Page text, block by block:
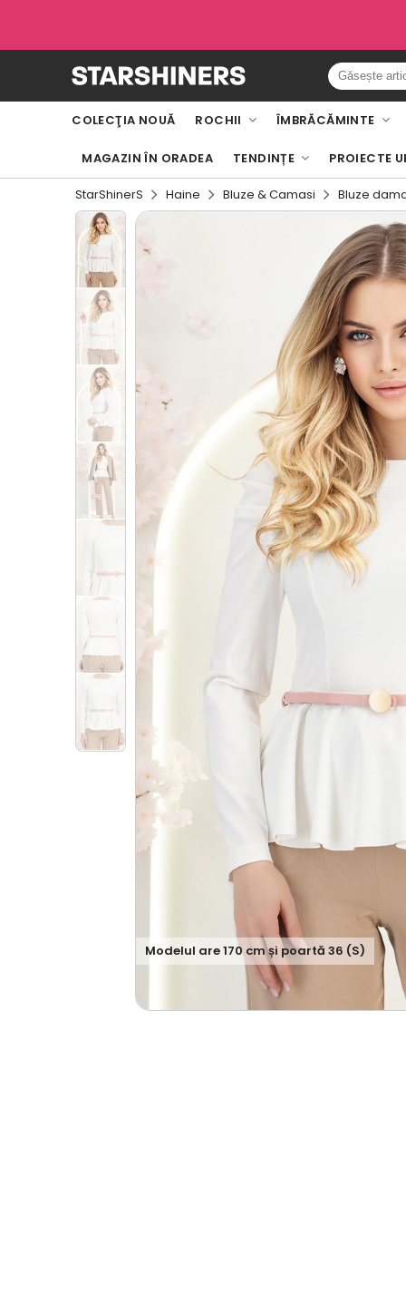
COLECŢIA NOUĂ ROCHII ÎMBRĂCĂMINTE
MAGAZIN ÎN ORADEA TENDINȚE PROIECTE
StarShinerS Haine Bluze & Camasi Bluze
Modelul are170 cm și poartă36 (S)